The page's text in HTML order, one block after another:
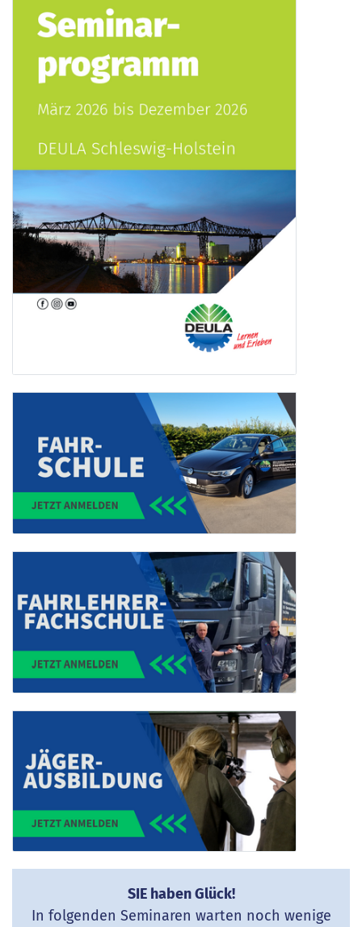
SIE haben Glück!
In folgenden Seminaren warten noch wenige